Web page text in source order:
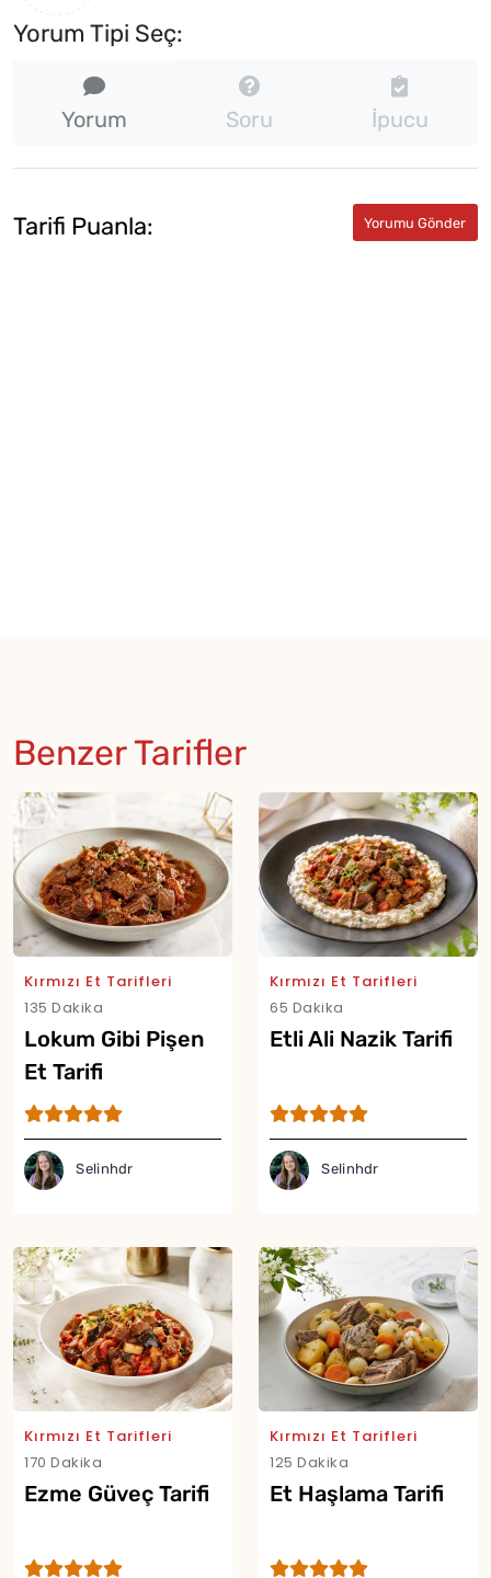
Yorum Tipi Seç:
Yorum Soru İpucu
Tarifi Puanla:
Benzer Tarifler
Kırmızı Et Tarifleri
135 Dakika
Lokum Gibi Pişen
Et Tarifi
Selinhdr
Kırmızı Et Tarifleri
65 Dakika
Etli Ali Nazik Tarifi
Selinhdr
Kırmızı Et Tarifleri
170 Dakika
Ezme Güveç Tarifi
Kırmızı Et Tarifleri
125 Dakika
Et Haşlama Tarifi